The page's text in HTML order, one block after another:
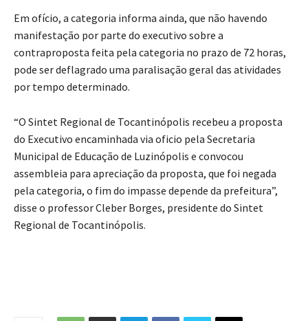
Em ofício, a categoria informa ainda, que não havendo
manifestação por parte do executivo sobre a
contraproposta feita pela categoria no prazo de 72 horas,
pode ser deflagrado uma paralisação geral das atividades
por tempo determinado.
“O Sintet Regional de Tocantinópolis recebeu a proposta
do Executivo encaminhada via oficio pela Secretaria
Municipal de Educação de Luzinópolis e convocou
assembleia para apreciação da proposta, que foi negada
pela categoria, o fim do impasse depende da prefeitura”,
disse o professor Cleber Borges, presidente do Sintet
Regional de Tocantinópolis.